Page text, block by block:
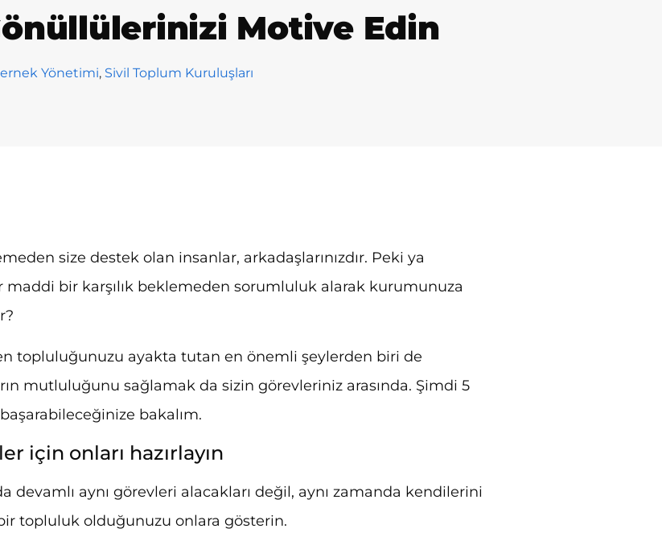
Motive Edin
Yönetimi, Sivil Toplum Kuruluşları
size destek olan insanlar, arkadaşlarınızdır. Peki ya
bir karşılık beklemeden sorumluluk alarak kurumunuza
topluluğunuzu ayakta tutan en önemli şeylerden biri de
mutluluğunu sağlamak da sizin görevleriniz arasında. Şimdi 5
bakalım.
için onları hazırlayın
devamlı aynı görevleri alacakları değil, aynı zamanda kendilerini
topluluk olduğunuzu onlara gösterin.